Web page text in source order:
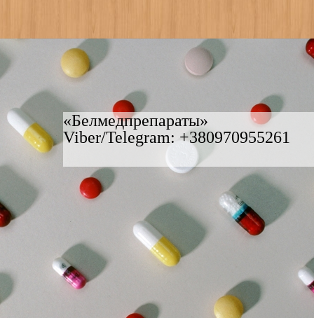
«Белмедпрепараты»
Viber/Telegram: +380970955261